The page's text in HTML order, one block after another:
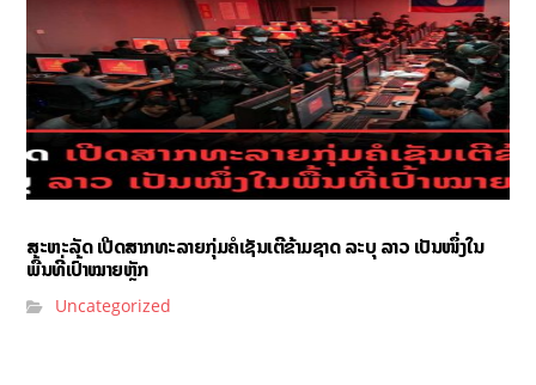
ສະຫະລັດ ເປີດສາກທະລາຍກຸ່ມຄໍເຊັນເຕີຂ້າມຊາດ ລະບຸ ລາວ ເປັນໜຶ່ງໃນ
ພື້ນທີ່ເປົ້າໝາຍຫຼັກ
Uncategorized